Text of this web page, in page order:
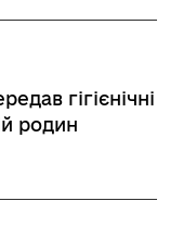
гігієнічні
родин